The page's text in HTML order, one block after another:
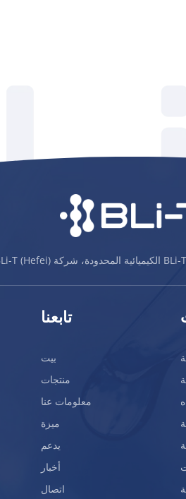
تابعنا
بيت
منتجات
معلومات عنا
ميزة
يدعم
أخبار
اتصال